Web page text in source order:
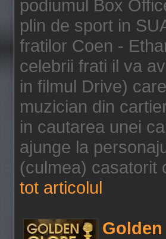
podiumul Box
plin de sport in
fratilor Coen -
celebrii frati il va
in filmul Drive)
muzician din
in cautarea unei
ajunge la
(culmea) casatorit
tot articolul
Golden